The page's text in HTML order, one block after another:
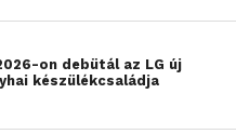
szoftveres
és Alexa mellett
hogy felszerelésre
ugyanúgy lehet
on debütál az LG új
készülékcsaládja